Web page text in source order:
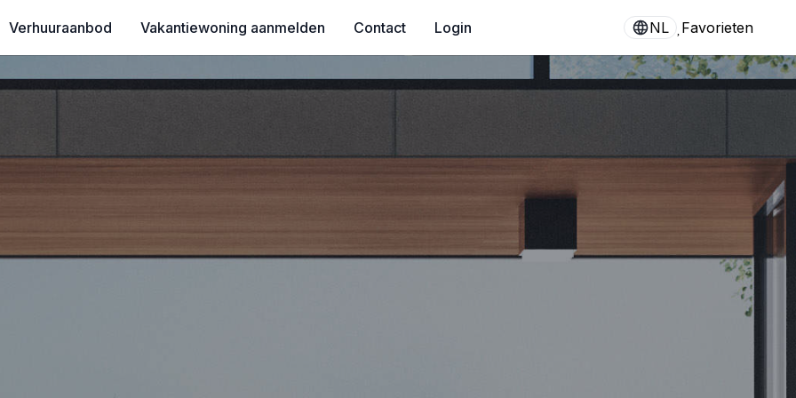
Verhuuraanbod Vakantiewoning aanmelden Contact Login NL Favorieten